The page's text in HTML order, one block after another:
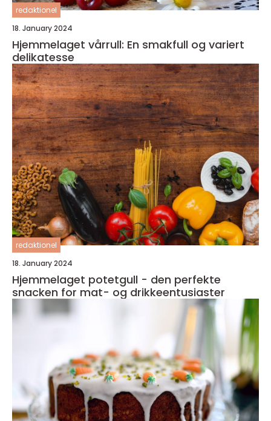
redaktionel
18. January 2024
Hjemmelaget vårrull: En smakfull og variert
delikatesse
redaktionel
18. January 2024
Hjemmelaget potetgull - den perfekte
snacken for mat- og drikkeentusiaster